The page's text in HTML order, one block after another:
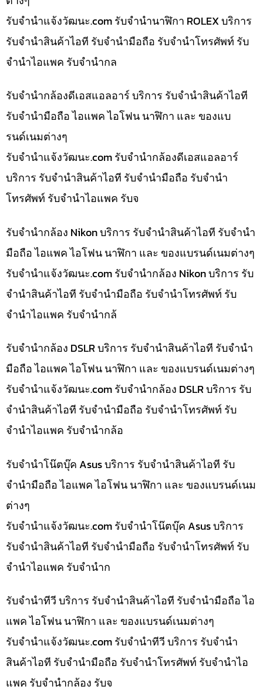
รับจํานําแจ้งวัฒนะ.com รับจำนำนาฬิกา ROLEX บริการ
รับจำนำสินค้าไอที รับจำนำมือถือ รับจำนำโทรศัพท์ รับ
จำนำไอแพค รับจำนำกล
รับจำนำกล้องดีเอสแอลอาร์ บริการ รับจำนำสินค้าไอที
รับจำนำมือถือ ไอแพค ไอโฟน นาฬิกา และ ของแบ
รนด์เนมต่างๆ
รับจํานําแจ้งวัฒนะ.com รับจำนำกล้องดีเอสแอลอาร์
บริการ รับจำนำสินค้าไอที รับจำนำมือถือ รับจำนำ
โทรศัพท์ รับจำนำไอแพค รับจ
รับจำนำกล้อง Nikon บริการ รับจำนำสินค้าไอที รับจำนำ
มือถือ ไอแพค ไอโฟน นาฬิกา และ ของแบรนด์เนมต่างๆ
รับจํานําแจ้งวัฒนะ.com รับจำนำกล้อง Nikon บริการ รับ
จำนำสินค้าไอที รับจำนำมือถือ รับจำนำโทรศัพท์ รับ
จำนำไอแพค รับจำนำกล้
รับจำนำกล้อง DSLR บริการ รับจำนำสินค้าไอที รับจำนำ
มือถือ ไอแพค ไอโฟน นาฬิกา และ ของแบรนด์เนมต่างๆ
รับจํานําแจ้งวัฒนะ.com รับจำนำกล้อง DSLR บริการ รับ
จำนำสินค้าไอที รับจำนำมือถือ รับจำนำโทรศัพท์ รับ
จำนำไอแพค รับจำนำกล้อ
รับจำนำโน๊ตบุ๊ค Asus บริการ รับจำนำสินค้าไอที รับ
จำนำมือถือ ไอแพค ไอโฟน นาฬิกา และ ของแบรนด์เนม
ต่างๆ
รับจํานําแจ้งวัฒนะ.com รับจำนำโน๊ตบุ๊ค Asus บริการ
รับจำนำสินค้าไอที รับจำนำมือถือ รับจำนำโทรศัพท์ รับ
จำนำไอแพค รับจำนำก
รับจำนำทีวี บริการ รับจำนำสินค้าไอที รับจำนำมือถือ ไอ
แพค ไอโฟน นาฬิกา และ ของแบรนด์เนมต่างๆ
รับจํานําแจ้งวัฒนะ.com รับจำนำทีวี บริการ รับจำนำ
สินค้าไอที รับจำนำมือถือ รับจำนำโทรศัพท์ รับจำนำไอ
แพค รับจำนำกล้อง รับจ